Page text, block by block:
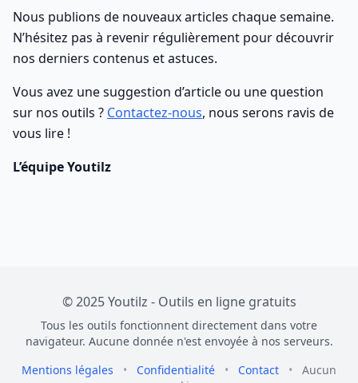
Nous publions de nouveaux articles chaque semaine.
N’hésitez pas à revenir régulièrement pour découvrir
nos derniers contenus et astuces.
Vous avez une suggestion d’article ou une question
sur nos outils ? Contactez-nous, nous serons ravis de
vous lire !
L’équipe Youtilz
© 2025 Youtilz - Outils en ligne gratuits
Tous les outils fonctionnent directement dans votre
navigateur. Aucune donnée n'est envoyée à nos serveurs.
Mentions légales
• Confidentialité • Contact •
Aucun